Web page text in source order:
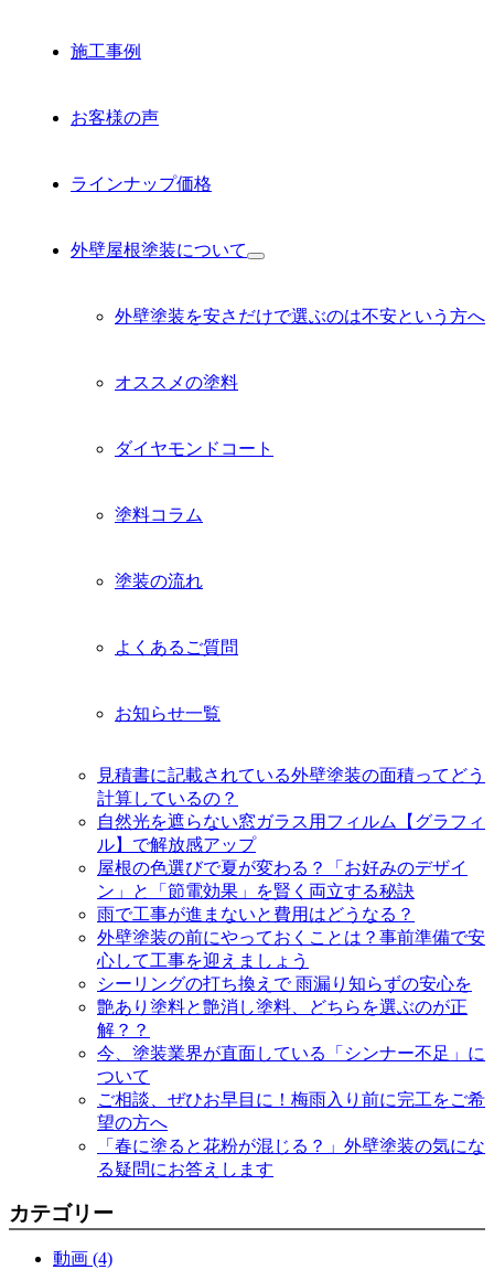
施工事例
お客様の声
ラインナップ価格
外壁屋根塗装について
サ
ニ
外壁塗装を安さだけで選ぶのは不安という方へ
オススメの塗料
ダイヤモンドコート
塗料コラム
塗装の流れ
よくあるご質問
お知らせ一覧
見積書に記載されている外壁塗装の面積ってどう
計算しているの？
自然光を遮らない窓ガラス用フィルム【グラフィ
ル】で解放感アップ
屋根の色選びで夏が変わる？「お好みのデザイ
ン」と「節電効果」を賢く両立する秘訣
雨で工事が進まないと費用はどうなる？
外壁塗装の前にやっておくことは？事前準備で安
心して工事を迎えましょう
シーリングの打ち換えで 雨漏り知らずの安心を
艶あり塗料と艶消し塗料、どちらを選ぶのが正
解？？
今、塗装業界が直面している「シンナー不足」に
ついて
ご相談、ぜひお早目に！梅雨入り前に完工をご希
望の方へ
「春に塗ると花粉が混じる？」外壁塗装の気にな
る疑問にお答えします
カテゴリー
動画 (4)